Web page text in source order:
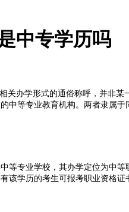
中专学历吗
办学形式的通俗称呼，并非某
中等专业教育机构。两者隶属于
等专业学校，其办学定位为中
该学历的考生可报考职业资格证